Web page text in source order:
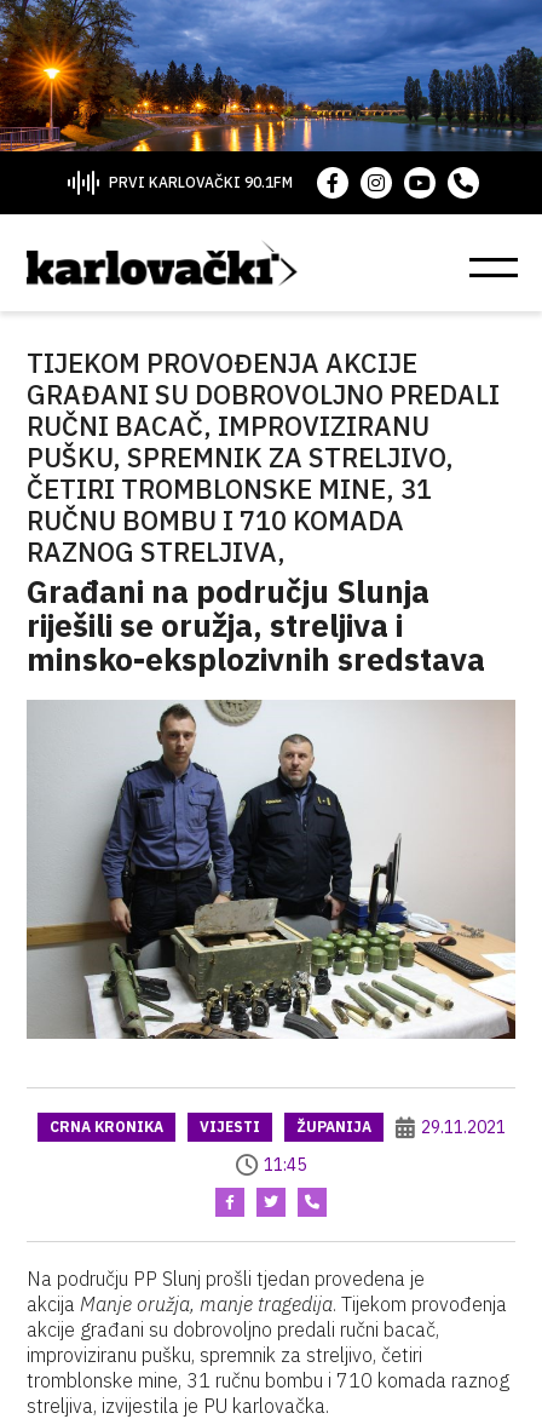
PRVI KARLOVAČKI 90.1FM
TIJEKOM PROVOĐENJA AKCIJE
GRAĐANI SU DOBROVOLJNO PREDALI
RUČNI BACAČ, IMPROVIZIRANU
PUŠKU, SPREMNIK ZA STRELJIVO,
ČETIRI TROMBLONSKE MINE, 31
RUČNU BOMBU I 710 KOMADA
RAZNOG STRELJIVA,
Građani na području Slunja
riješili se oružja, streljiva i
minsko-eksplozivnih sredstava
CRNA KRONIKA VIJESTI ŽUPANIJA
29.11.2021
11:45
Na području PP Slunj prošli tjedan provedena je
akcijaManje oružja, manje tragedija. Tijekom provođenja
akcije građani su dobrovoljno predali ručni bacač,
improviziranu pušku, spremnik za streljivo, četiri
tromblonske mine, 31 ručnu bombu i 710 komada raznog
streljiva, izvijestila je PU karlovačka.